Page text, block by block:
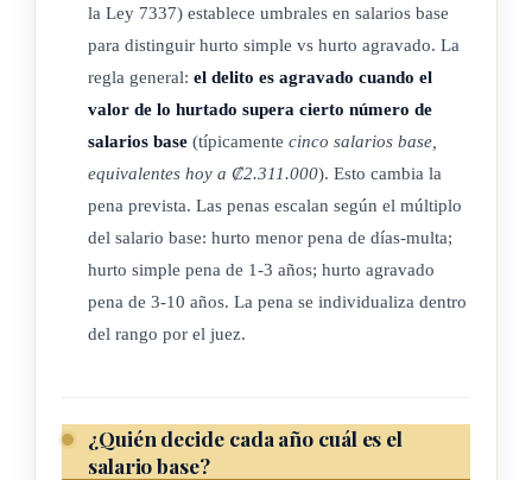
ARTÍCULO 4
Deróganse los artículos 310 y 323 del Código de
Procedimientos Penales.
ARTÍCULO 5
de Procedimientos Penales que dirá:
la Ley 7337) establece umbrales en salarios base
para distinguir hurto simple vs hurto agravado. La
regla general: el delito es agravado cuando el
valor de lo hurtado supera cierto número de
salarios base (típicamente cinco salarios base,
equivalentes hoy a ₡2.311.000). Esto cambia la
pena prevista. Las penas escalan según el múltiplo
del salario base: hurto menor pena de días-multa;
hurto simple pena de 1-3 años; hurto agravado
pena de 3-10 años. La pena se individualiza dentro
del rango por el juez.
¿Quién decide cada año cuál es el
salario base?